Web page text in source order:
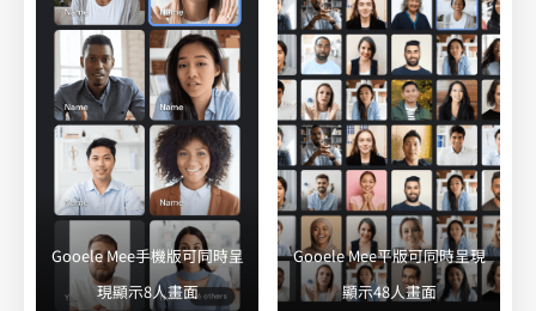
Gooele Mee手機版可同時呈
現顯示8人畫面
Gooele Mee平版可同時呈現
顯示48人畫面